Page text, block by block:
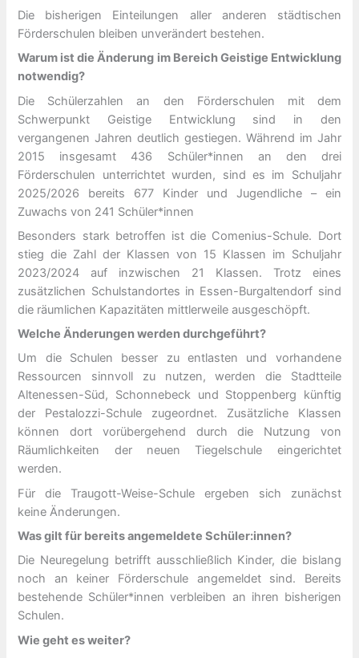
Die bisherigen Einteilungen aller anderen städtischen
Förderschulen bleiben unverändert bestehen.
Warum ist die Änderung im Bereich Geistige Entwicklung
notwendig?
Die Schülerzahlen an den Förderschulen mit dem
Schwerpunkt Geistige Entwicklung sind in den
vergangenen Jahren deutlich gestiegen. Während im Jahr
2015 insgesamt 436 Schüler*innen an den drei
Förderschulen unterrichtet wurden, sind es im Schuljahr
2025/2026 bereits 677 Kinder und Jugendliche – ein
Zuwachs von 241 Schüler*innen
Besonders stark betroffen ist die Comenius-Schule. Dort
stieg die Zahl der Klassen von 15 Klassen im Schuljahr
2023/2024 auf inzwischen 21 Klassen. Trotz eines
zusätzlichen Schulstandortes in Essen-Burgaltendorf sind
die räumlichen Kapazitäten mittlerweile ausgeschöpft.
Welche Änderungen werden durchgeführt?
Um die Schulen besser zu entlasten und vorhandene
Ressourcen sinnvoll zu nutzen, werden die Stadtteile
Altenessen-Süd, Schonnebeck und Stoppenberg künftig
der Pestalozzi-Schule zugeordnet. Zusätzliche Klassen
können dort vorübergehend durch die Nutzung von
Räumlichkeiten der neuen Tiegelschule eingerichtet
werden.
Für die Traugott-Weise-Schule ergeben sich zunächst
keine Änderungen.
Was gilt für bereits angemeldete Schüler:innen?
Die Neuregelung betrifft ausschließlich Kinder, die bislang
noch an keiner Förderschule angemeldet sind. Bereits
bestehende Schüler*innen verbleiben an ihren bisherigen
Schulen.
Wie geht es weiter?